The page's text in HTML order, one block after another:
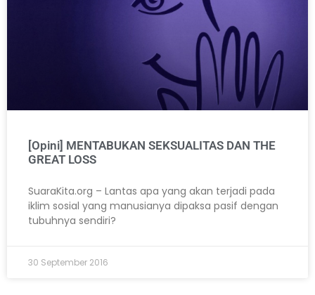
[Opini] MENTABUKAN SEKSUALITAS DAN THE
GREAT LOSS
SuaraKita.org – Lantas apa yang akan terjadi pada
iklim sosial yang manusianya dipaksa pasif dengan
tubuhnya sendiri?
30 September 2016